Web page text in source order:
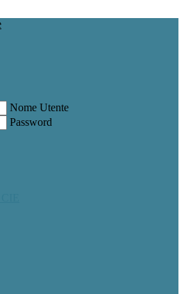
Nome Utente
Password